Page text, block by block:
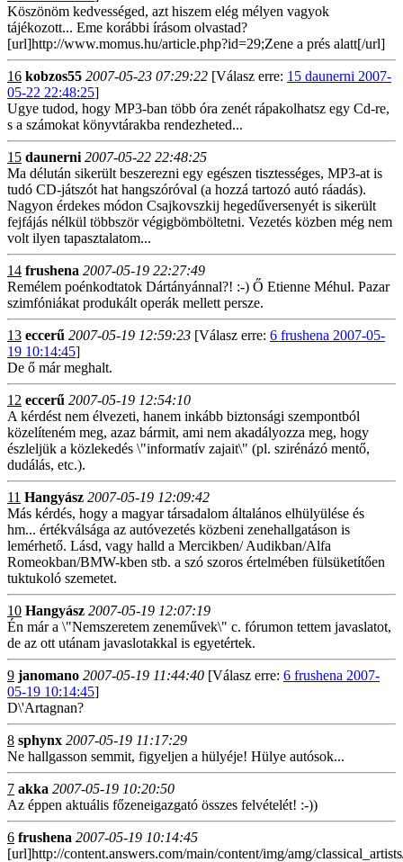
Köszönöm kedvességed, azt hiszem elég mélyen vagyok
tájékozott... Eme korábbi írásom olvastad?
[url]http://www.momus.hu/article.php?id=29;Zene a prés alatt[/url]
16 kobzos55 2007-05-23 07:29:22 [Válasz erre: 15 daunerni 2007-
05-22 22:48:25]
Ugye tudod, hogy MP3-ban több óra zenét rápakolhatsz egy Cd-re,
s a számokat könyvtárakba rendezheted...
15 daunerni 2007-05-22 22:48:25
Ma délután sikerült beszerezni egy egészen tisztességes, MP3-at is
tudó CD-játszót hat hangszóróval (a hozzá tartozó autó ráadás).
Nagyon érdekes módon Csajkovszkij hegedűversenyét is sikerült
fejfájás nélkül többször végigbömböltetni. Vezetés közben még nem
volt ilyen tapasztalatom...
14 frushena 2007-05-19 22:27:49
Remélem poénkodtatok Dártányánnal?! :-) Ő Etienne Méhul. Pazar
szimfóniákat produkált operák mellett persze.
13 eccerű 2007-05-19 12:59:23 [Válasz erre: 6 frushena 2007-05-
19 10:14:45]
De ő már meghalt.
12 eccerű 2007-05-19 12:54:10
A kérdést nem élvezeti, hanem inkább biztonsági szempontból
közelíteném meg, azaz bármit, ami nem akadályozza meg, hogy
észleljük a közlekedés \"informatív zajait\" (pl. szirénázó mentő,
dudálás, etc.).
11 Hangyász 2007-05-19 12:09:42
Más kérdés, hogy a magyar társadalom általános elhülyülése és
hm... értékválsága az autóvezetés közbeni zenehallgatáson is
lemérhető. Lásd, vagy halld a Mercikben/ Audikban/Alfa
Romeokban/BMW-kben stb. a szó szoros értelmében fülsüketítően
tuktukoló szemetet.
10 Hangyász 2007-05-19 12:07:19
Én már a \"Nemszeretem zeneművek\" c. fórumon tettem javaslatot,
de az ott utánam javaslotakkal is egyetértek.
9 janomano 2007-05-19 11:44:40 [Válasz erre: 6 frushena 2007-
05-19 10:14:45]
D\'Artagnan?
8 sphynx 2007-05-19 11:17:29
Ne hallgasson semmit, figyeljen a hülyéje! Hülye autósok...
7 akka 2007-05-19 10:20:50
Az éppen aktuális főzeneigazgató összes felvételét! :-))
6 frushena 2007-05-19 10:14:45
[url]http://content.answers.com/main/content/img/amg/